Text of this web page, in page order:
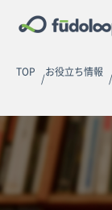
TOP お役立ち情報